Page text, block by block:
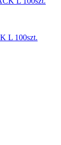
L 100szt.